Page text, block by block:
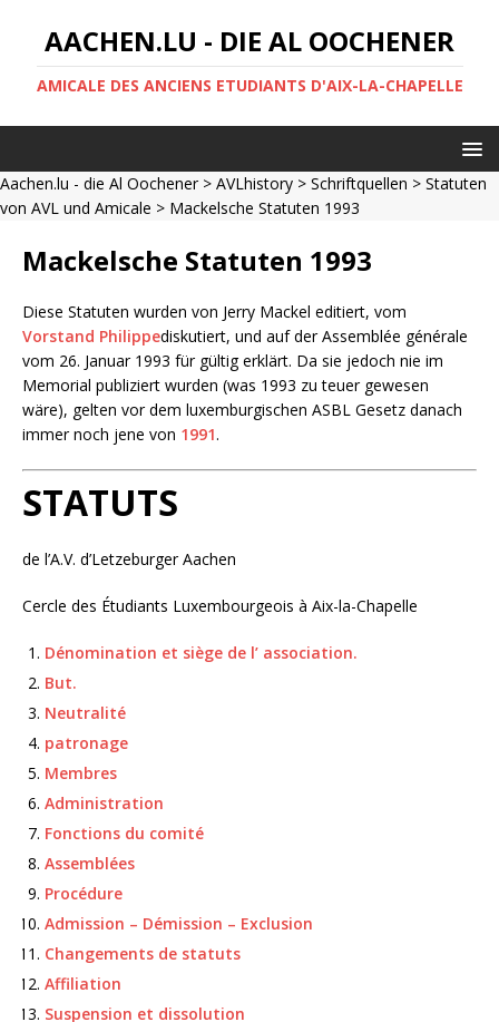
AACHEN.LU - DIE AL OOCHENER
AMICALE DES ANCIENS ETUDIANTS D'AIX-LA-CHAPELLE
Aachen.lu - die Al Oochener> AVLhistory > Schriftquellen > Statuten
von AVL und Amicale > Mackelsche Statuten 1993
Mackelsche Statuten 1993
Diese Statuten wurden von Jerry Mackel editiert, vom
Vorstand Philippediskutiert, und auf der Assemblée générale
vom 26. Januar 1993 für gültig erklärt. Da sie jedoch nie im
Memorial publiziert wurden (was 1993 zu teuer gewesen
wäre), gelten vor dem luxemburgischen ASBL Gesetz danach
immer noch jene von 1991.
STATUTS
de l’A.V. d’Letzeburger Aachen
Cercle des Étudiants Luxembourgeois à Aix-la-Chapelle
Dénomination et siège de l’ association.
But.
Neutralité
patronage
Membres
Administration
Fonctions du comité
Assemblées
Procédure
Admission – Démission – Exclusion
Changements de statuts
Affiliation
Suspension et dissolution